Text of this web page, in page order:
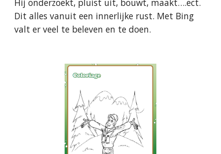
Hij onderzoekt, pluist uit, bouwt, maakt….ect.
Dit alles vanuit een innerlijke rust. Met Bing
valt er veel te beleven en te doen.